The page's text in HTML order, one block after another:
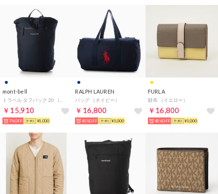
mont-bell
￥15,910
7%OFF ¥1,000
RALPH LAUREN
バッグ （ネイビー）
￥16,800
43%OFF ¥1,000
FURLA
財布 （イエロー）
￥16,800
45%OFF ¥1,000